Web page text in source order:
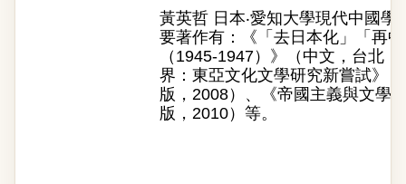
黃英哲 日本‧愛知大學現代中國
要著作有：《「去日本化」「再
（1945-1947）》（中文，台北
界：東亞文化文學研究新嘗試》
版，2008）、《帝國主義與文學
版，2010）等。